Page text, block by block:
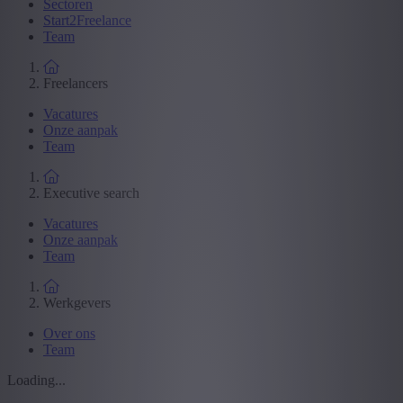
Sectoren
Start2Freelance
Team
Freelancers
Vacatures
Onze aanpak
Team
Executive search
Vacatures
Onze aanpak
Team
Werkgevers
Over ons
Team
Loading...